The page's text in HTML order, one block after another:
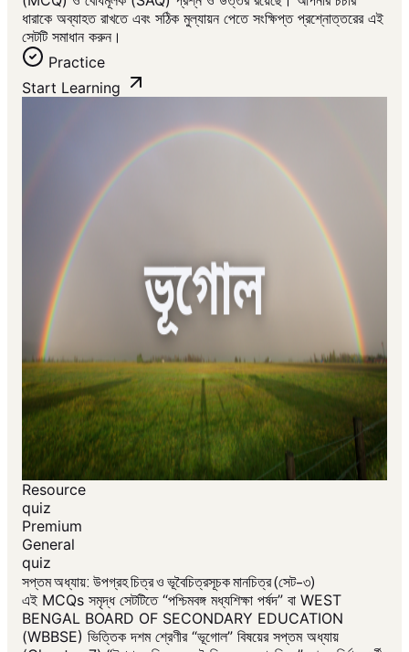
ধারাকে অব্যাহত রাখতে এবং সঠিক মুল্যায়ন পেতে সংক্ষিপ্ত প্রশ্নোত্তরের এই
সেটটি সমাধান করুন।
Practice
Start Learning
Resource
quiz
Premium
General
quiz
সপ্তম অধ্যায়: উপগ্রহ চিত্র ও ভূবৈচিত্রসূচক মানচিত্র (সেট-৩)
এই MCQs সমৃদ্ধ সেটটিতে “পশ্চিমবঙ্গ মধ্যশিক্ষা পর্ষদ” বা WEST
BENGAL BOARD OF SECONDARY EDUCATION
(WBBSE) ভিত্তিক দশম শ্রেণীর “ভূগোল” বিষয়ের সপ্তম অধ্যায়